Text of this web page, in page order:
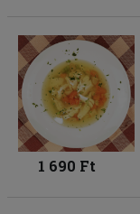
1 690 Ft